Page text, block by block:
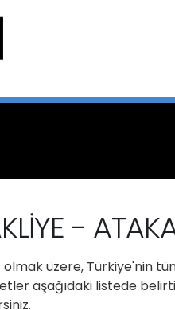
-
olmak üzere, Türkiye'nin
aşağıdaki listede